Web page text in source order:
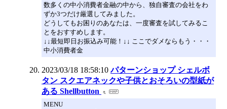
数多くの中小消費者金融の中から、独自審査の会社をわ
ずか3つだけ厳選してみました。
どうしてもお困りのあなたは、一度審査を試してみるこ
とをおすすめします。
↓↓最短即日お振込み可能！↓↓ ここでダメならもう・・・
中小消費者金
2023/03/18 18:58:10 パターンショップ シェルボ
タン スクエアネックや子供とおそろいの型紙が
ある Shellbutton
MENU